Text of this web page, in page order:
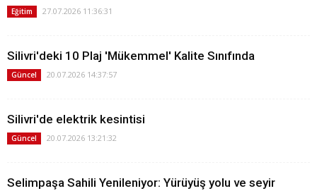
Eğitim 27.07.2026 11:36:31
Silivri'deki 10 Plaj 'Mükemmel' Kalite Sınıfında
Güncel 20.07.2026 14:37:57
Silivri'de elektrik kesintisi
Güncel 20.07.2026 13:21:32
Selimpaşa Sahili Yenileniyor: Yürüyüş yolu ve seyir